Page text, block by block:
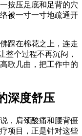
按压足底和足背的穴
被一寸一寸地疏通开
踩在棉花之上，连走
整个过程不再沉闷，
歌几曲，把工作中的
深度舒压
，肩颈酸痛和腰背僵
项目，正是针对这些